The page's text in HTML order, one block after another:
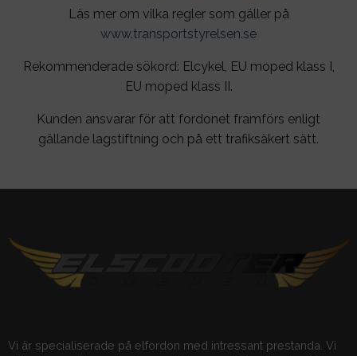
Läs mer om vilka regler som gäller på
www.transportstyrelsen.se
Rekommenderade sökord: Elcykel, EU moped klass I,
EU moped klass II.
Kunden ansvarar för att fordonet framförs enligt
gällande lagstiftning och på ett trafiksäkert sätt.
Vi är specialiserade på elfordon med intressant prestanda. Vi